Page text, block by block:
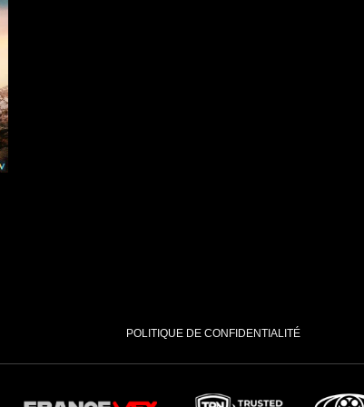
Viard, Matthias Schweighöfer, Simon
Fragile Films, Peninsula Film
POLITIQUE DE CONFIDENTIALITÉ